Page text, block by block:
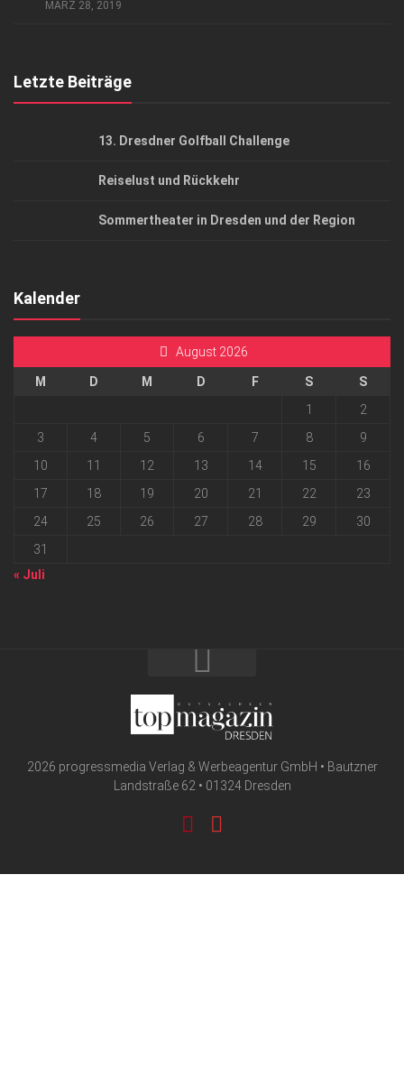
MÄRZ 28, 2019
Letzte Beiträge
13. Dresdner Golfball Challenge
Reiselust und Rückkehr
Sommertheater in Dresden und der Region
Kalender
August 2026
M D M D F S
S
1
2
3
4 5 6 7 8
9
10
11 12 13 14 15
16
17
18 19 20 21 22
23
24
25 26 27 28 29
30
31
« Juli
2026 progressmedia Verlag & Werbeagentur GmbH • Bautzner
Landstraße 62 • 01324 Dresden